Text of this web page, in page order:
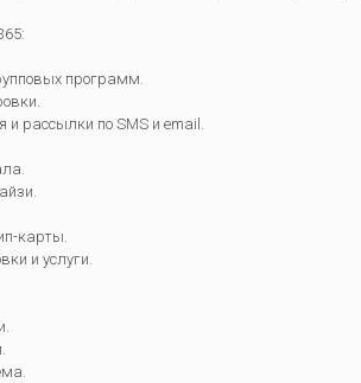
программ.
и рассылки по SMS и email.
карты.
и услуги.